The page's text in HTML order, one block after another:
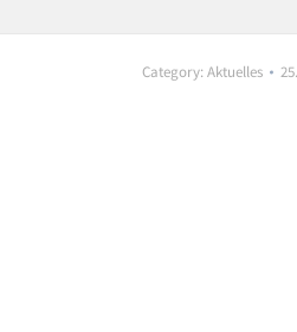
Category:Aktuelles